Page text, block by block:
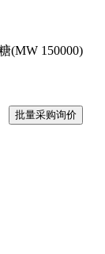
(MW 150000)
批量采购询价